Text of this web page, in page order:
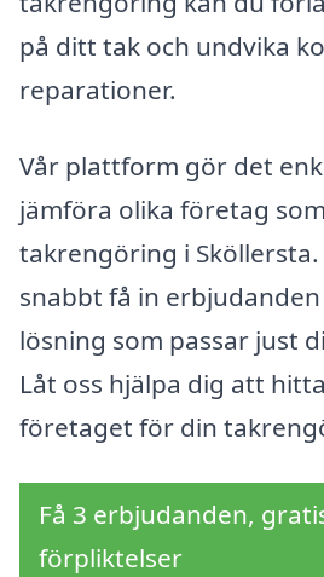
på ditt tak och undvika
reparationer.
Vår plattform gör det
jämföra olika företag
takrengöring i Sköllersta.
snabbt få in
lösning som passar just
Låt oss hjälpa dig att
företaget för din
Få 3 erbjudanden,
förpliktelser